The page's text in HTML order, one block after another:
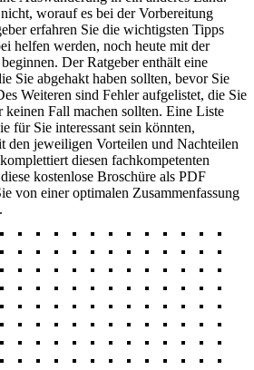
worauf es bei der Vorbereitung
erfahren Sie die wichtigsten Tipps
helfen werden, noch heute mit der
Der Ratgeber enthält eine
Sie abgehakt haben sollten, bevor Sie
Weiteren sind Fehler aufgelistet, die Sie
keinen Fall machen sollten. Eine Liste
für Sie interessant sein könnten,
den jeweiligen Vorteilen und Nachteilen
diesen fachkompetenten
kostenlose Broschüre als PDF
von einer optimalen Zusammenfassung